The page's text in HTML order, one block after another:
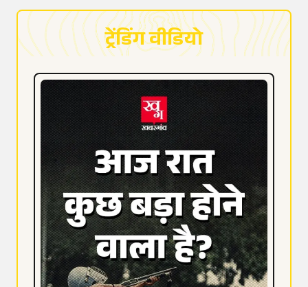
ट्रेंडिंग वीडियो